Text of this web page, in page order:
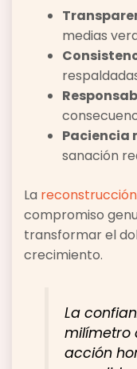
medias
Paciencia
sanación
La
compromiso
transformar el
crecimiento.
La
milímetro
acción